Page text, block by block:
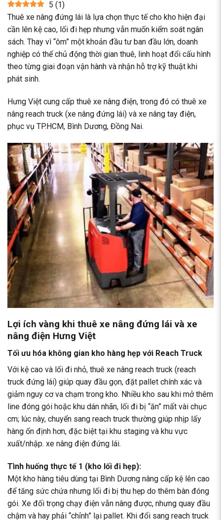
5 (1)
Thuê xe nâng đứng lái là lựa chọn thực tế cho kho hiện đại
cần lên kệ cao, lối đi hẹp nhưng vẫn muốn kiểm soát ngân
sách. Thay vì “ôm” một khoản đầu tư ban đầu lớn, doanh
nghiệp có thể chủ động thời gian thuê, linh hoạt đổi cấu hình
theo từng giai đoạn vận hành và nhận hỗ trợ kỹ thuật khi
phát sinh.
Hưng Việt cung cấp thuê xe nâng điện, trong đó có thuê xe
nâng reach truck (xe nâng đứng lái) và xe nâng tay điện,
phục vụ TP.HCM, Bình Dương, Đồng Nai.
Lợi ích vàng khi thuê xe nâng đứng lái và xe
nâng điện Hưng Việt
Tối ưu hóa không gian kho hàng hẹp với Reach Truck
Với kệ cao và lối đi nhỏ, thuê xe nâng reach truck (reach
truck đứng lái) giúp quay đầu gọn, đặt pallet chính xác và
giảm nguy cơ va chạm trong kho. Nhiều kho sau khi mở thêm
line đóng gói hoặc khu dán nhãn, lối đi bị “ăn” mất vài chục
cm; lúc này, chuyển sang reach truck thường giúp nhịp lấy
hàng ổn định hơn, đặc biệt tại khu staging và khu vực
xuất/nhập. xe nâng điện đứng lái.
Tình huống thực tế 1 (kho lối đi hẹp):
Một kho hàng tiêu dùng tại Bình Dương nâng cấp kệ lên cao
để tăng sức chứa nhưng lối đi bị thu hẹp do thêm bàn đóng
gói. Xe đối trọng chạy điện vẫn nâng được, nhưng quay đầu
chậm và hay phải “chỉnh” lại pallet. Khi đổi sang reach truck